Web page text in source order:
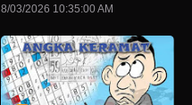
8/03/2026 10:35:00 AM